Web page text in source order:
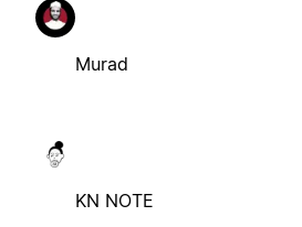
Murad
KN NOTE